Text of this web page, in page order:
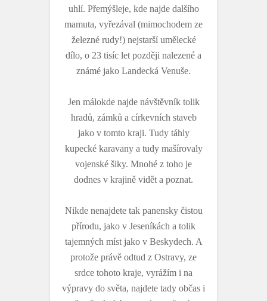
uhlí. Přemýšleje, kde najde dalšího
mamuta, vyřezával (mimochodem ze
železné rudy!) nejstarší umělecké
dílo, o 23 tisíc let později nalezené a
známé jako Landecká Venuše.
Jen málokde najde návštěvník tolik
hradů, zámků a církevních staveb
jako v tomto kraji. Tudy táhly
kupecké karavany a tudy mašírovaly
vojenské šiky. Mnohé z toho je
dodnes v krajině vidět a poznat.
Nikde nenajdete tak panensky čistou
přírodu, jako v Jeseníkách a tolik
tajemných míst jako v Beskydech. A
protože právě odtud z Ostravy, ze
srdce tohoto kraje, vyrážím i na
výpravy do světa, najdete tady občas i